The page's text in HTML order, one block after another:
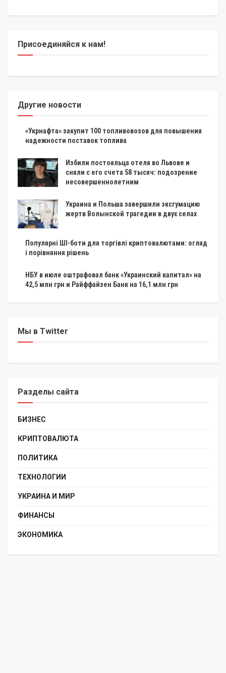
Присоединяйся к нам!
Другие новости
«Укрнафта» закупит 100 топливовозов для повышения
надежности поставок топлива
Избили постояльца отеля во Львове и
сняли с его счета 58 тысяч: подозрение
несовершеннолетним
Украина и Польша завершили эксгумацию
жертв Волынской трагедии в двух селах
Популярні ШІ-боти для торгівлі криптовалютами: огляд
і порівняння рішень
НБУ в июле оштрафовал банк «Украинский капитал» на
42,5 млн грн и Райффайзен Банк на 16,1 млн грн
Мы в Twitter
Разделы сайта
БИЗНЕС
КРИПТОВАЛЮТА
ПОЛИТИКА
ТЕХНОЛОГИИ
УКРАИНА И МИР
ФИНАНСЫ
ЭКОНОМИКА